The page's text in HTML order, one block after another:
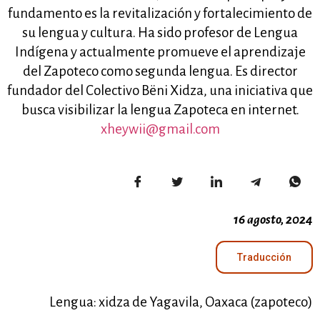
fundamento es la revitalización y fortalecimiento de
su lengua y cultura. Ha sido profesor de Lengua
Indígena y actualmente promueve el aprendizaje
del Zapoteco como segunda lengua. Es director
fundador del Colectivo Bëni Xidza, una iniciativa que
busca visibilizar la lengua Zapoteca en internet.
xheywii@gmail.com
16 agosto, 2024
Traducción
Lengua: xidza de Yagavila, Oaxaca (zapoteco)